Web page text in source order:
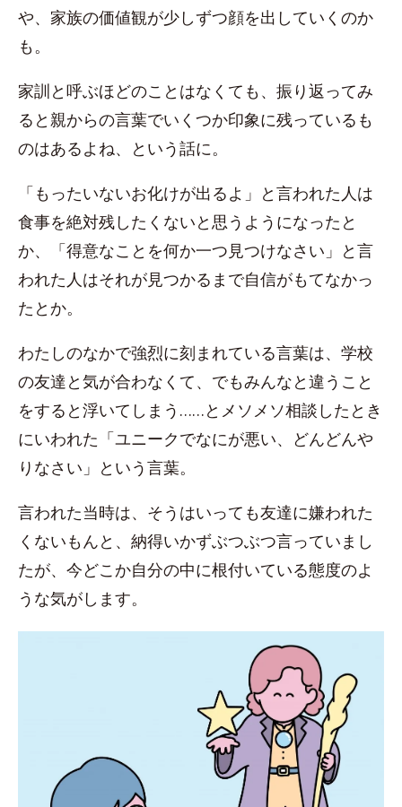
や、家族の価値観が少しずつ顔を出していくのか
も。
家訓と呼ぶほどのことはなくても、振り返ってみ
ると親からの言葉でいくつか印象に残っているも
のはあるよね、という話に。
「もったいないお化けが出るよ」と言われた人は
食事を絶対残したくないと思うようになったと
か、「得意なことを何か一つ見つけなさい」と言
われた人はそれが見つかるまで自信がもてなかっ
たとか。
わたしのなかで強烈に刻まれている言葉は、学校
の友達と気が合わなくて、でもみんなと違うこと
をすると浮いてしまう……とメソメソ相談したとき
にいわれた「ユニークでなにが悪い、どんどんや
りなさい」という言葉。
言われた当時は、そうはいっても友達に嫌われた
くないもんと、納得いかずぶつぶつ言っていまし
たが、今どこか自分の中に根付いている態度のよ
うな気がします。